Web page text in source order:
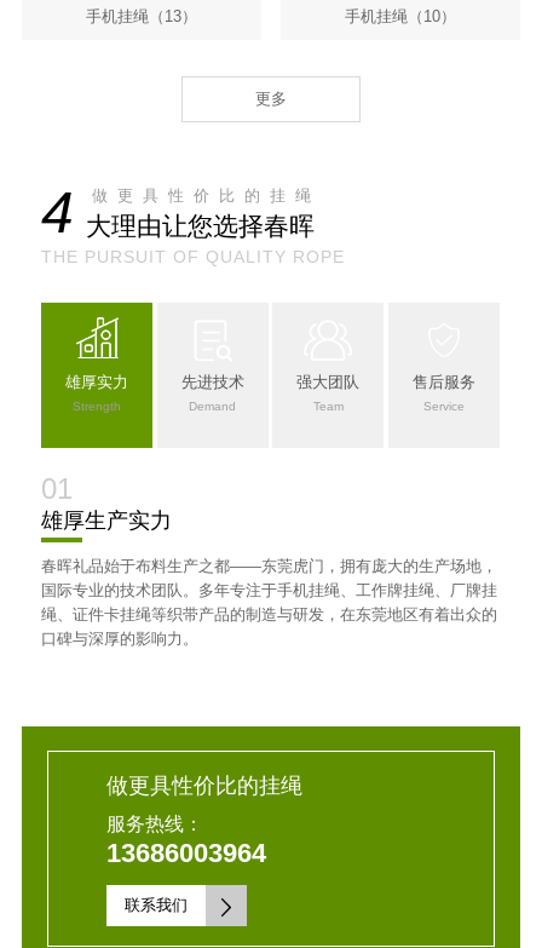
手机挂绳（13） 手机挂绳（10）
更多
4 做更具性价比的挂绳
大理由让您选择春晖
THE PURSUIT OF QUALITY ROPE
雄厚实力
Strength
先进技术
Demand
强大团队
Team
售后服务
Service
01
雄厚生产实力
春晖礼品始于布料生产之都——东莞虎门，拥有庞大的生产场地，
国际专业的技术团队。多年专注于手机挂绳、工作牌挂绳、厂牌挂
绳、证件卡挂绳等织带产品的制造与研发，在东莞地区有着出众的
口碑与深厚的影响力。
做更具性价比的挂绳
服务热线：
13686003964
联系我们